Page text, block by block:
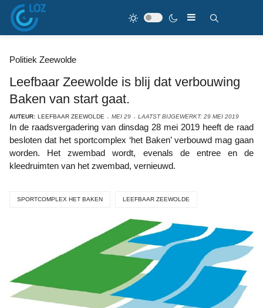
Politiek Zeewolde
Leefbaar Zeewolde is blij dat verbouwing
Baken van start gaat.
AUTEUR: LEEFBAAR ZEEWOLDE MEI 29 LAATST BIJGEWERKT: 29 MEI 2019
In de raadsvergadering van dinsdag 28 mei 2019 heeft de raad
besloten dat het sportcomplex ‘het Baken’ verbouwd mag gaan
worden. Het zwembad wordt, evenals de entree en de
kleedruimten van het zwembad, vernieuwd.
SPORTCOMPLEX HET BAKEN LEEFBAAR ZEEWOLDE